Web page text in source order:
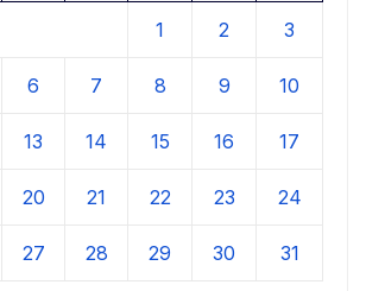
1 2 3
6 7 8 9 10
13 14 15 16 17
20 21 22 23 24
27 28 29 30 31